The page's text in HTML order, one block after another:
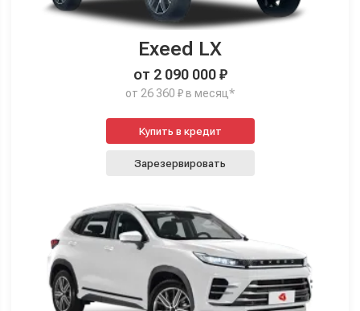
Exeed LX
от 2 090 000 ₽
от 26 360 ₽ в месяц*
Купить в кредит
Зарезервировать